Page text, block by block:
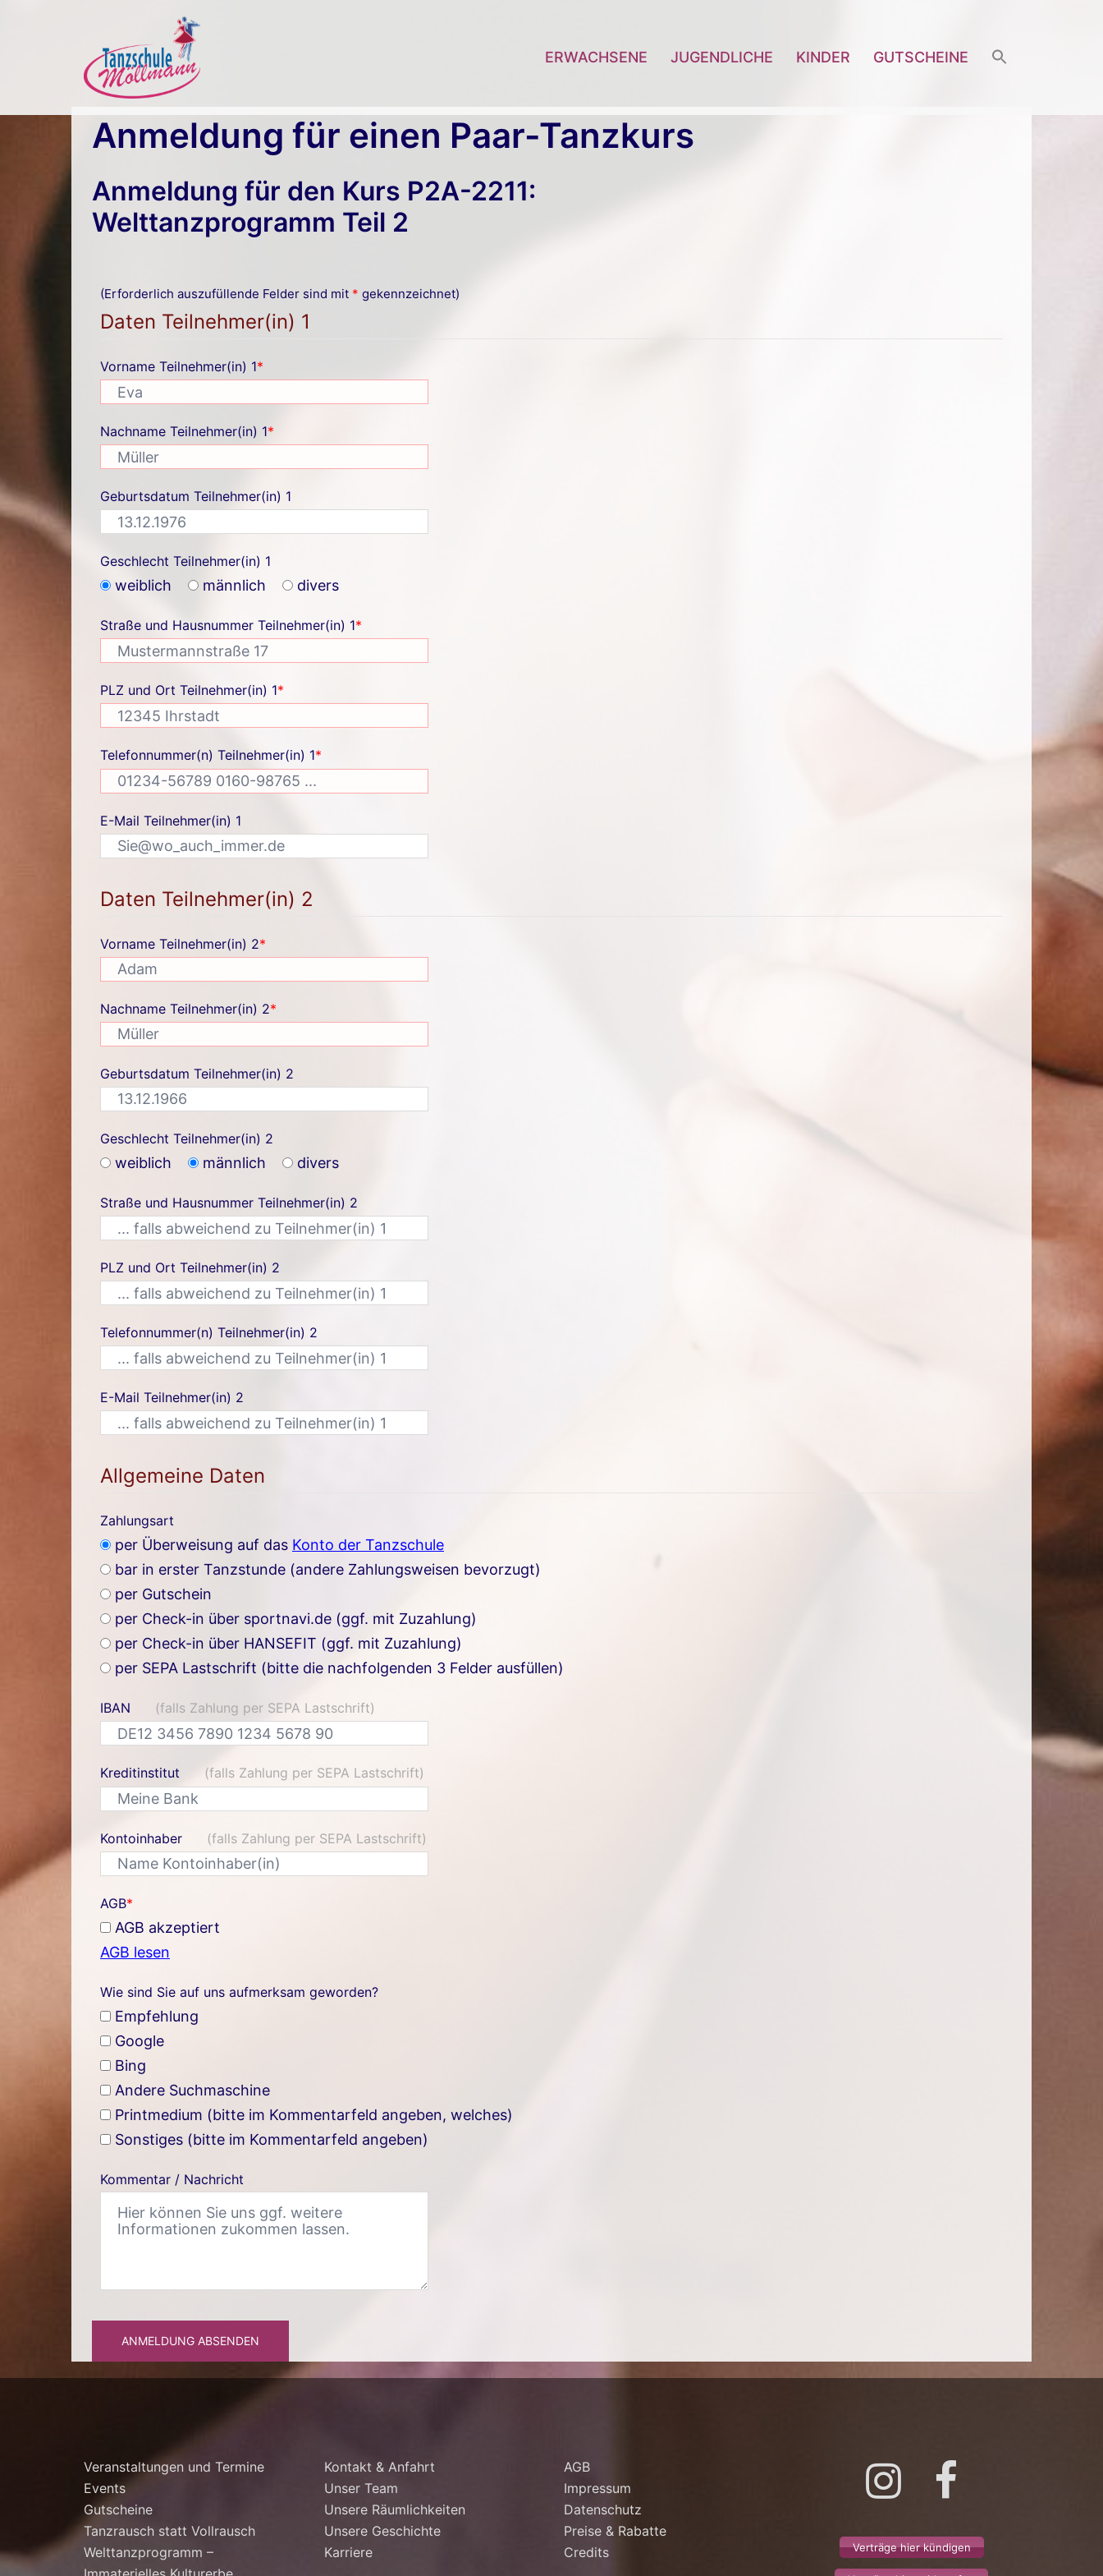
ERWACHSENE JUGENDLICHE KINDER GUTSCHEINE
Anmeldung für einen Paar-Tanzkurs
Anmeldung für den Kurs P2A-2211:
Welttanzprogramm Teil 2
(Erforderlich auszufüllende Felder sind mit * gekennzeichnet)
Daten Teilnehmer(in) 1
Vorname Teilnehmer(in) 1*
Nachname Teilnehmer(in) 1*
Geburtsdatum Teilnehmer(in) 1
Geschlecht Teilnehmer(in) 1
weiblich männlich divers
Straße und Hausnummer Teilnehmer(in) 1*
PLZ und Ort Teilnehmer(in) 1*
Telefonnummer(n) Teilnehmer(in) 1*
E-Mail Teilnehmer(in) 1
Daten Teilnehmer(in) 2
Vorname Teilnehmer(in) 2*
Nachname Teilnehmer(in) 2*
Geburtsdatum Teilnehmer(in) 2
Geschlecht Teilnehmer(in) 2
weiblich männlich divers
Straße und Hausnummer Teilnehmer(in) 2
PLZ und Ort Teilnehmer(in) 2
Telefonnummer(n) Teilnehmer(in) 2
E-Mail Teilnehmer(in) 2
Allgemeine Daten
Zahlungsart
per Überweisung auf das Konto der Tanzschule
bar in erster Tanzstunde (andere Zahlungsweisen bevorzugt)
per Gutschein
per Check-in über sportnavi.de (ggf. mit Zuzahlung)
per Check-in über HANSEFIT (ggf. mit Zuzahlung)
per SEPA Lastschrift (bitte die nachfolgenden 3 Felder ausfüllen)
IBAN (falls Zahlung per SEPA Lastschrift)
Kreditinstitut (falls Zahlung per SEPA Lastschrift)
Kontoinhaber (falls Zahlung per SEPA Lastschrift)
AGB*
AGB akzeptiert
AGB lesen
Wie sind Sie auf uns aufmerksam geworden?
Empfehlung
Google
Bing
Andere Suchmaschine
Printmedium (bitte im Kommentarfeld angeben, welches)
Sonstiges (bitte im Kommentarfeld angeben)
Kommentar / Nachricht
ANMELDUNG ABSENDEN
Veranstaltungen und Termine
Events
Gutscheine
Tanzrausch statt Vollrausch
Welttanzprogramm –
Kontakt & Anfahrt
Unser Team
Unsere Räumlichkeiten
Unsere Geschichte
Karriere
AGB
Impressum
Datenschutz
Preise & Rabatte
Credits
Instagram
Verträge hier kündigen